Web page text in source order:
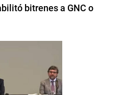
bitrenes a GNC o